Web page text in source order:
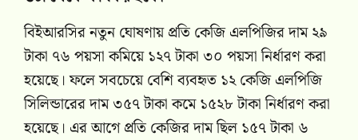
বিইআরসির নতুন ঘোষণায় প্রতি কেজি এলপিজির দাম ২৯
টাকা ৭৬ পয়সা কমিয়ে ১২৭ টাকা ৩০ পয়সা নির্ধারণ করা
হয়েছে। ফলে সবচেয়ে বেশি ব্যবহৃত ১২ কেজি এলপিজি
সিলিন্ডারের দাম ৩৫৭ টাকা কমে ১৫২৮ টাকা নির্ধারণ করা
হয়েছে। এর আগে প্রতি কেজির দাম ছিল ১৫৭ টাকা ৬